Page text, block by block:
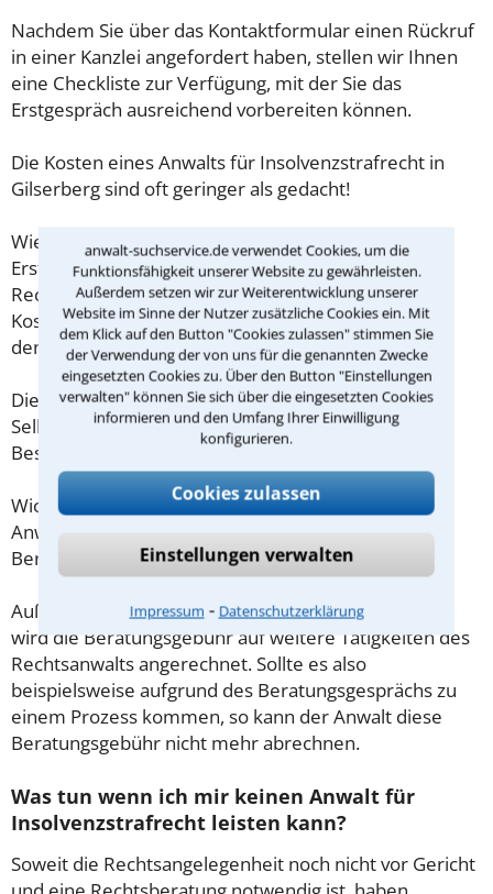
anwalt-suchservice.de verwendet Cookies, um die
Funktionsfähigkeit unserer Website zu gewährleisten.
Außerdem setzen wir zur Weiterentwicklung unserer
Website im Sinne der Nutzer zusätzliche Cookies ein. Mit
dem Klick auf den Button "Cookies zulassen" stimmen Sie
der Verwendung der von uns für die genannten Zwecke
eingesetzten Cookies zu. Über den Button "Einstellungen
verwalten" können Sie sich über die eingesetzten Cookies
informieren und den Umfang Ihrer Einwilligung
konfigurieren.
Cookies zulassen
Einstellungen verwalten
Impressum ⁃ Datenschutzerklärung
Nachdem Sie über das Kontaktformular einen Rückruf
in einer Kanzlei angefordert haben, stellen wir Ihnen
eine Checkliste zur Verfügung, mit der Sie das
Erstgespräch ausreichend vorbereiten können.
Die Kosten eines Anwalts für Insolvenzstrafrecht in
Gilserberg sind oft geringer als gedacht!
Wieviel ein Rechtsanwalt in Gilserberg für eine
Erstberatung verlangen darf, ist in §34 des
Rechtsanwaltsvergütungsgesetz (RVG) geregelt. Die
Kosten für das erste Beratungsgespräch betragen
demnach maximal 190,00 € zzgl. MwSt.
Diese Regelung gilt jedoch nur für Verbraucher. Für
Selbstständige oder Freiberufler gilt diese
Beschränkung nicht.
Wichtig daher: Klären Sie die Kostenfrage mit Ihrem
Anwalt aus Gilserberg schon zu Beginn der ersten
Beratung.
Außerdem gut zu wissen: Gemäß § 34 Absatz 2 RVG
wird die Beratungsgebühr auf weitere Tätigkeiten des
Rechtsanwalts angerechnet. Sollte es also
beispielsweise aufgrund des Beratungsgesprächs zu
einem Prozess kommen, so kann der Anwalt diese
Beratungsgebühr nicht mehr abrechnen.
Was tun wenn ich mir keinen Anwalt für
Insolvenzstrafrecht leisten kann?
Soweit die Rechtsangelegenheit noch nicht vor Gericht